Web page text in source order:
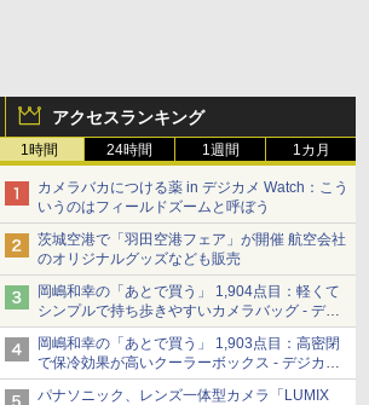
アクセスランキング
1時間 24時間 1週間 1カ月
カメラバカにつける薬 in デジカメ Watch：こう
いうのはフィールドズームと呼ぼう
茨城空港で「羽田空港フェア」が開催 航空会社
のオリジナルグッズなども販売
岡嶋和幸の「あとで買う」 1,904点目：軽くて
シンプルで持ち歩きやすいカメラバッグ - デジ
カメ Watch
岡嶋和幸の「あとで買う」 1,903点目：高密閉
で保冷効果が高いクーラーボックス - デジカメ
Watch
パナソニック、レンズ一体型カメラ「LUMIX